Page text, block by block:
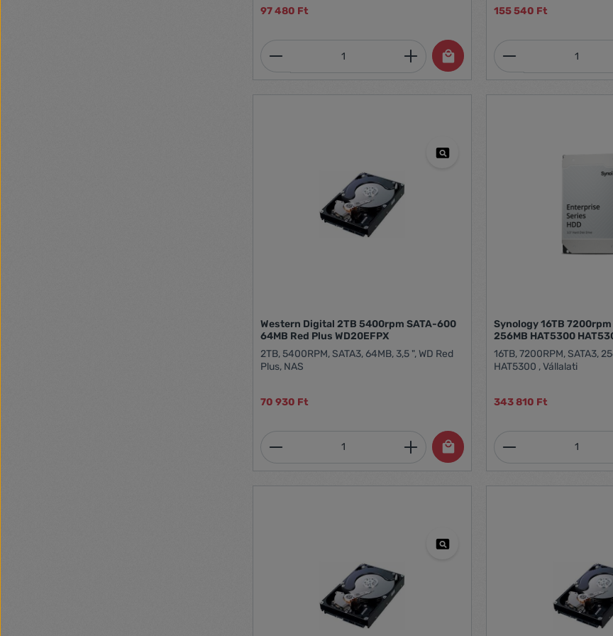
97 480 Ft
Termékmennyiség: Adja meg a kívánt
155 540 Ft
Western Digital 2TB 5400rpm SATA-600
64MB Red Plus WD20EFPX
2TB, 5400RPM, SATA3, 64MB, 3,5 ", WD Red
Plus, NAS
70 930 Ft
Termékmennyiség: Adja meg a kívánt
Synology 16TB
256MB HAT5300
16TB, 7200RPM, SATA3,
HAT5300 , Vállalati
343 810 Ft